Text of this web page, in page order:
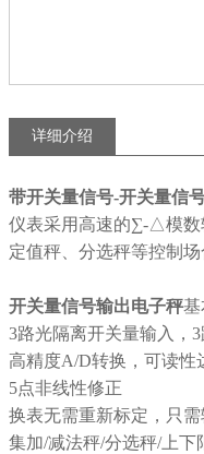
详细介绍
带开关量信号-开关量信
仪表采用高速的∑-△模数
定值秤、分选秤等控制
开关量信号输出电子秤基
3路光隔离开关量输入，
高精度A/D转换，可读性
5点非线性修正
换表无需重新标定，只
集加/减法秤/分选秤/上